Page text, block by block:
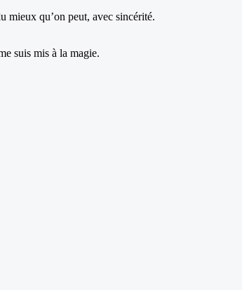
mieux qu’on peut, avec sincérité.
suis mis à la magie.